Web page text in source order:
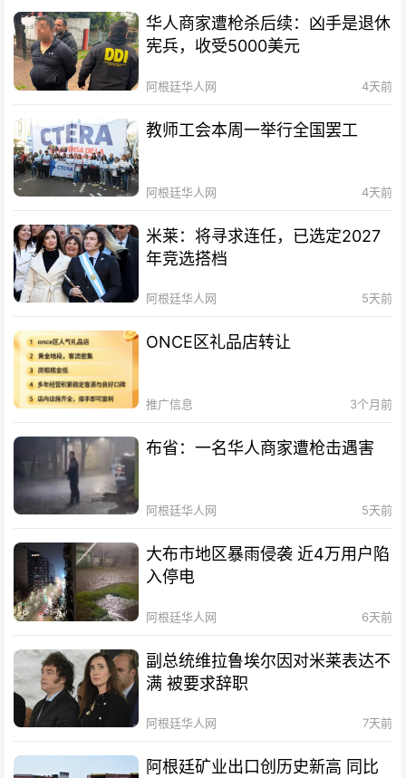
华人商家遭枪杀后续：凶手是退休
宪兵，收受5000美元
阿根廷华人网 4天前
教师工会本周一举行全国罢工
阿根廷华人网 4天前
米莱：将寻求连任，已选定2027
年竞选搭档
阿根廷华人网 5天前
ONCE区礼品店转让
推广信息 3个月前
布省：一名华人商家遭枪击遇害
阿根廷华人网 5天前
大布市地区暴雨侵袭 近4万用户陷
入停电
阿根廷华人网 6天前
副总统维拉鲁埃尔因对米莱表达不
满 被要求辞职
阿根廷华人网 7天前
阿根廷矿业出口创历史新高 同比